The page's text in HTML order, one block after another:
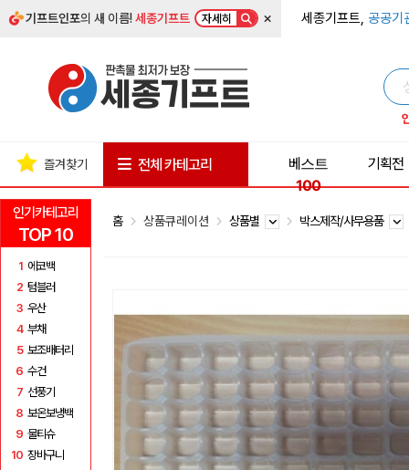
기프트인포의 새 이름!세종기프트 자세히 × 세종기프트, 공공기
인기카테고리
TOP 10
1 에코백
2 텀블러
3 우산
4 부채
5 보조배터리
6 수건
7 선풍기
8 보온보냉백
9 물티슈
10 장바구니
즐겨찾기 전체 카테고리
베스트
100
기획전
홈 상품큐레이션 상품별 박스제작/사무용품